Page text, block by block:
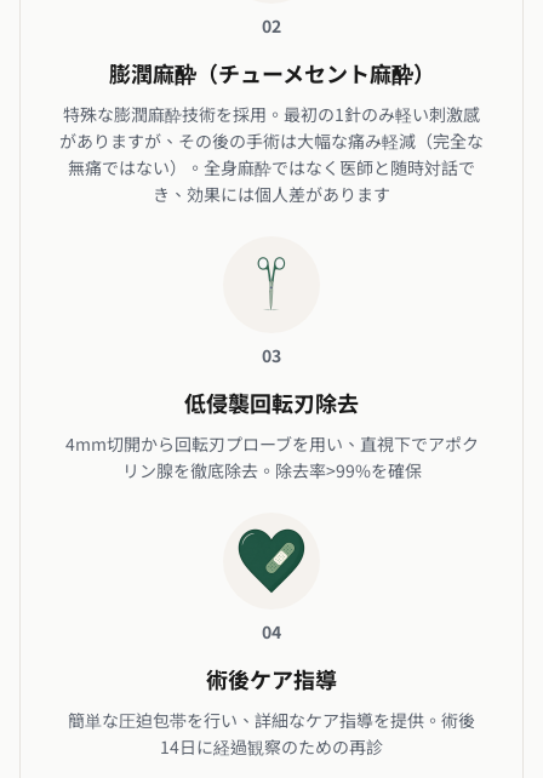
02
膨潤麻酔（チューメセント麻酔）
特殊な膨潤麻酔技術を採用。最初の1針のみ軽い刺激感
がありますが、その後の手術は大幅な痛み軽減（完全な
無痛ではない）。全身麻酔ではなく医師と随時対話で
き、効果には個人差があります
03
低侵襲回転刃除去
4mm切開から回転刃プローブを用い、直視下でアポク
リン腺を徹底除去。除去率>99%を確保
04
術後ケア指導
簡単な圧迫包帯を行い、詳細なケア指導を提供。術後
14日に経過観察のための再診